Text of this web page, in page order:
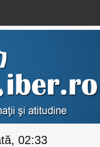
02:33